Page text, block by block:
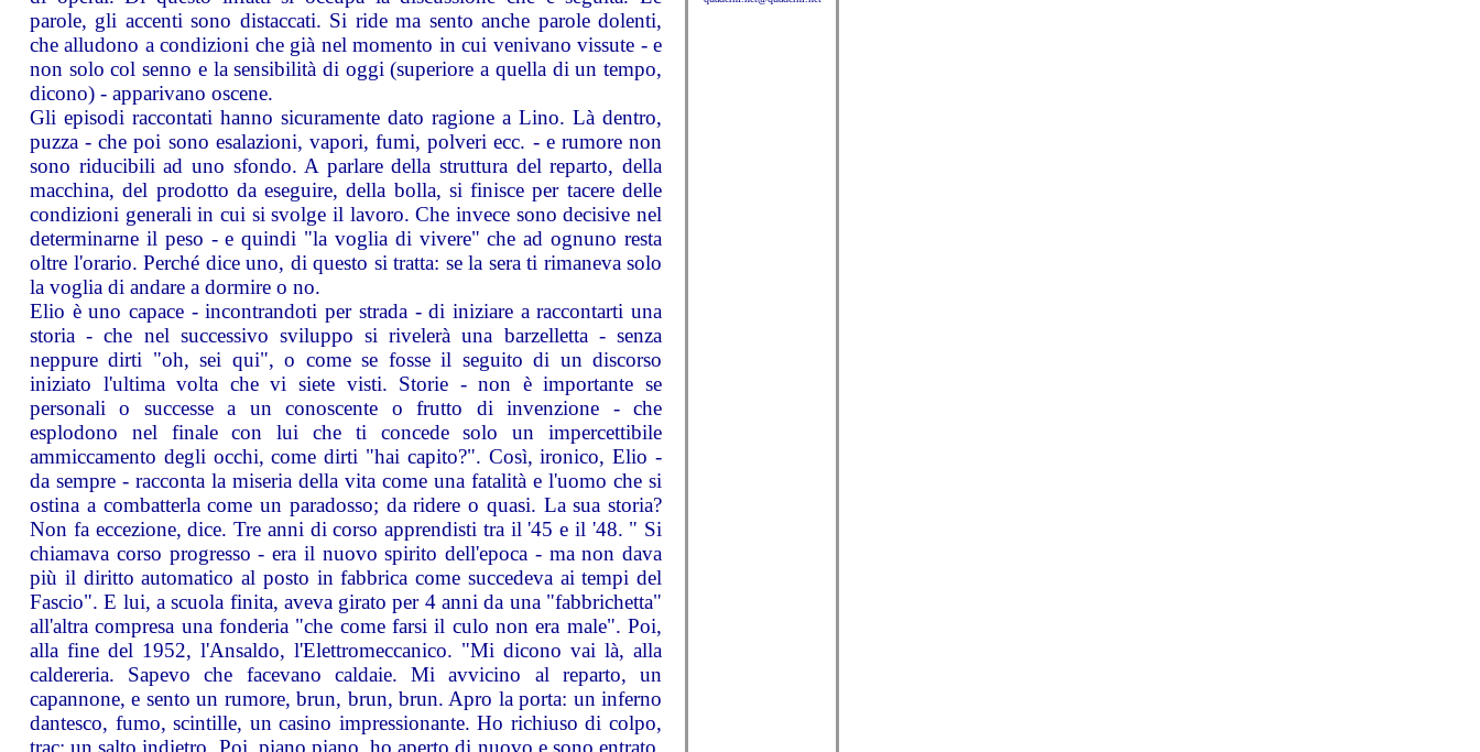
parole, gli accenti sono distaccati. Si ride ma sento anche parole dolenti,
che alludono a condizioni che già nel momento in cui venivano vissute - e
non solo col senno e la sensibilità di oggi (superiore a quella di un tempo,
dicono) - apparivano oscene.
Gli episodi raccontati hanno sicuramente dato ragione a Lino. Là dentro,
puzza - che poi sono esalazioni, vapori, fumi, polveri ecc. - e rumore non
sono riducibili ad uno sfondo. A parlare della struttura del reparto, della
macchina, del prodotto da eseguire, della bolla, si finisce per tacere delle
condizioni generali in cui si svolge il lavoro. Che invece sono decisive nel
determinarne il peso - e quindi "la voglia di vivere" che ad ognuno resta
oltre l'orario. Perché dice uno, di questo si tratta: se la sera ti rimaneva solo
la voglia di andare a dormire o no.
Elio è uno capace - incontrandoti per strada - di iniziare a raccontarti una
storia - che nel successivo sviluppo si rivelerà una barzelletta - senza
neppure dirti "oh, sei qui", o come se fosse il seguito di un discorso
iniziato l'ultima volta che vi siete visti. Storie - non è importante se
personali o successe a un conoscente o frutto di invenzione - che
esplodono nel finale con lui che ti concede solo un impercettibile
ammiccamento degli occhi, come dirti "hai capito?". Così, ironico, Elio -
da sempre - racconta la miseria della vita come una fatalità e l'uomo che si
ostina a combatterla come un paradosso; da ridere o quasi. La sua storia?
Non fa eccezione, dice. Tre anni di corso apprendisti tra il '45 e il '48. " Si
chiamava corso progresso - era il nuovo spirito dell'epoca - ma non dava
più il diritto automatico al posto in fabbrica come succedeva ai tempi del
Fascio". E lui, a scuola finita, aveva girato per 4 anni da una "fabbrichetta"
all'altra compresa una fonderia "che come farsi il culo non era male". Poi,
alla fine del 1952, l'Ansaldo, l'Elettromeccanico. "Mi dicono vai là, alla
caldereria. Sapevo che facevano caldaie. Mi avvicino al reparto, un
capannone, e sento un rumore, brun, brun, brun. Apro la porta: un inferno
dantesco, fumo, scintille, un casino impressionante. Ho richiuso di colpo,
trac; un salto indietro. Poi, piano piano, ho aperto di nuovo e sono entrato.